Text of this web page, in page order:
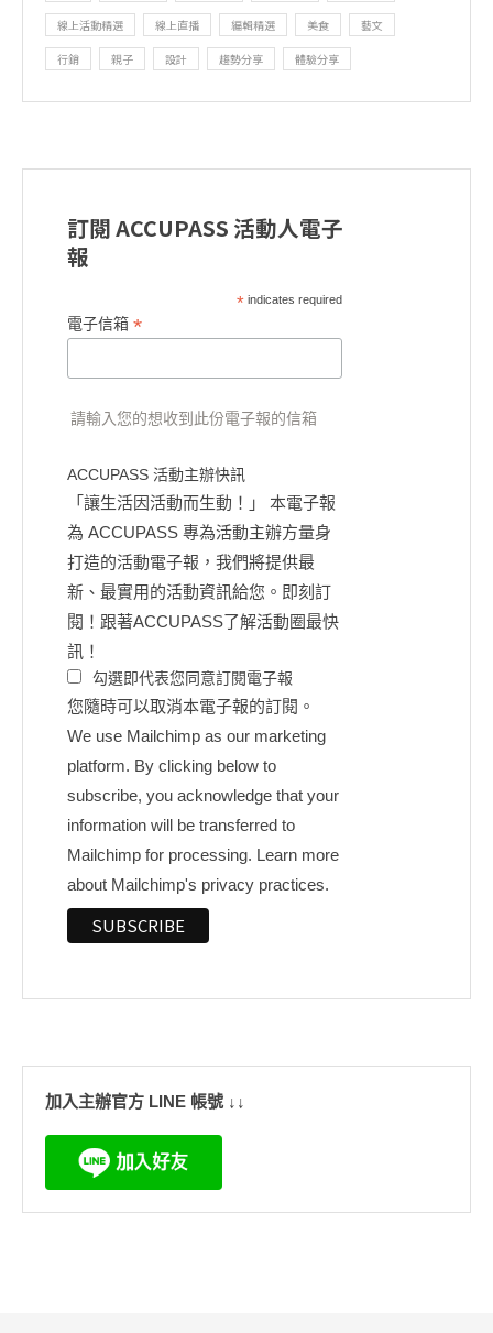
線上活動精選 線上直播 編輯精選 美食 藝文
行銷 親子 設計 趨勢分享 體驗分享
訂閱 ACCUPASS 活動人電子
報
*indicates required
電子信箱 *
請輸入您的想收到此份電子報的信箱
ACCUPASS 活動主辦快訊
「讓生活因活動而生動！」 本電子報
為 ACCUPASS 專為活動主辦方量身
打造的活動電子報，我們將提供最
新、最實用的活動資訊給您。即刻訂
閱！跟著ACCUPASS了解活動圈最快
訊！
勾選即代表您同意訂閱電子報
您隨時可以取消本電子報的訂閱。
We use Mailchimp as our marketing
platform. By clicking below to
subscribe, you acknowledge that your
information will be transferred to
Mailchimp for processing. Learn more
about Mailchimp's privacy practices.
加入主辦官方 LINE 帳號 ↓↓